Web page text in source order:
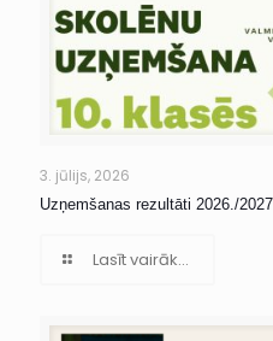
3. jūlijs, 2026
Uzņemšanas rezultāti 2026./
Lasīt vairāk...